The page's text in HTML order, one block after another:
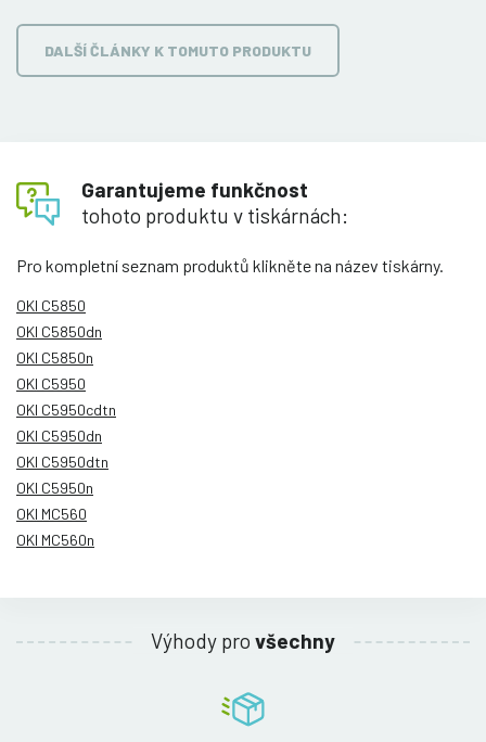
DALŠÍ ČLÁNKY K TOMUTO PRODUKTU
Garantujeme funkčnost
tohoto produktu v tiskárnách:
Pro kompletní seznam produktů klikněte na název tiskárny.
OKI C5850
OKI C5850dn
OKI C5850n
OKI C5950
OKI C5950cdtn
OKI C5950dn
OKI C5950dtn
OKI C5950n
OKI MC560
OKI MC560n
Výhody pro všechny